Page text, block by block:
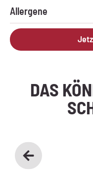
Allergene
Enthält: Weizen,
Sellerie, Senf, Spuren
DAS